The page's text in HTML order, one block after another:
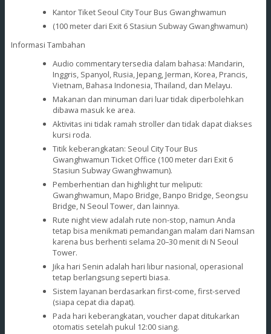
Kantor Tiket Seoul City Tour Bus Gwanghwamun
(100 meter dari Exit 6 Stasiun Subway Gwanghwamun)
Informasi Tambahan
Audio commentary tersedia dalam bahasa: Mandarin,
Inggris, Spanyol, Rusia, Jepang, Jerman, Korea, Prancis,
Vietnam, Bahasa Indonesia, Thailand, dan Melayu.
Makanan dan minuman dari luar tidak diperbolehkan
dibawa masuk ke area.
Aktivitas ini tidak ramah stroller dan tidak dapat diakses
kursi roda.
Titik keberangkatan: Seoul City Tour Bus
Gwanghwamun Ticket Office (100 meter dari Exit 6
Stasiun Subway Gwanghwamun).
Pemberhentian dan highlight tur meliputi:
Gwanghwamun, Mapo Bridge, Banpo Bridge, Seongsu
Bridge, N Seoul Tower, dan lainnya.
Rute night view adalah rute non-stop, namun Anda
tetap bisa menikmati pemandangan malam dari Namsan
karena bus berhenti selama 20–30 menit di N Seoul
Tower.
Jika hari Senin adalah hari libur nasional, operasional
tetap berlangsung seperti biasa.
Sistem layanan berdasarkan first-come, first-served
(siapa cepat dia dapat).
Pada hari keberangkatan, voucher dapat ditukarkan
otomatis setelah pukul 12:00 siang.